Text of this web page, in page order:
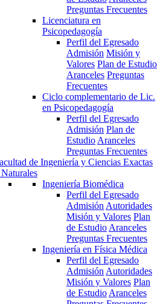
Preguntas Frecuentes
Licenciatura en
Psicopedagogía
Perfil del Egresado
Admisión Misión y
Valores Plan de Estudio
Aranceles Preguntas
Frecuentes
Ciclo complementario de Lic.
en Psicopedagogía
Perfil del Egresado
Admisión Plan de
Estudio Aranceles
Preguntas Frecuentes
de Ingeniería y Ciencias Exactas
Ingeniería Biomédica
Perfil del Egresado
Admisión Autoridades
Misión y Valores Plan
de Estudio Aranceles
Preguntas Frecuentes
Ingeniería en Física Médica
Perfil del Egresado
Admisión Autoridades
Misión y Valores Plan
de Estudio Aranceles